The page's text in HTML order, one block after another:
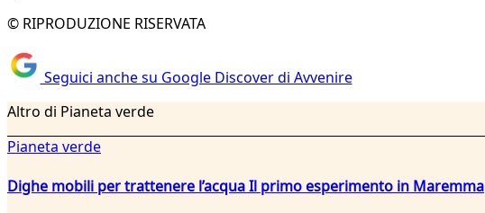
© RIPRODUZIONE RISERVATA
Seguici anche su Google Discover di Avvenire
Altro di Pianeta verde
Pianeta verde
Dighe mobili per trattenere l’acqua Il primo esperimento in Maremma